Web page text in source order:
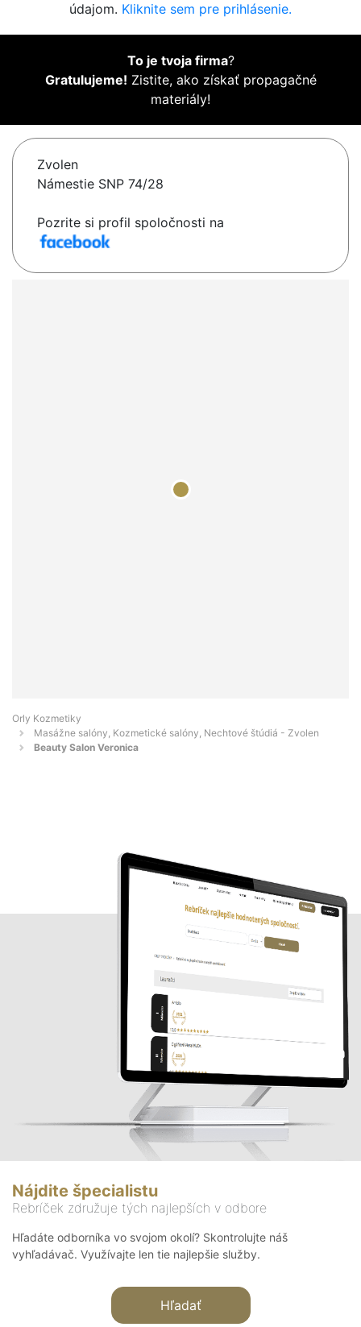
údajom. Kliknite sem pre prihlásenie.
To je tvoja firma?
Gratulujeme! Zistite, ako získať propagačné
materiály!
Zvolen
Námestie SNP 74/28
Pozrite si profil spoločnosti na
Orly Kozmetiky
Masážne salóny, Kozmetické salóny, Nechtové štúdiá - Zvolen
Beauty Salon Veronica
Nájdite špecialistu
Rebríček združuje tých najlepších v odbore
Hľadáte odborníka vo svojom okolí? Skontrolujte náš
vyhľadávač. Využívajte len tie najlepšie služby.
Hľadať